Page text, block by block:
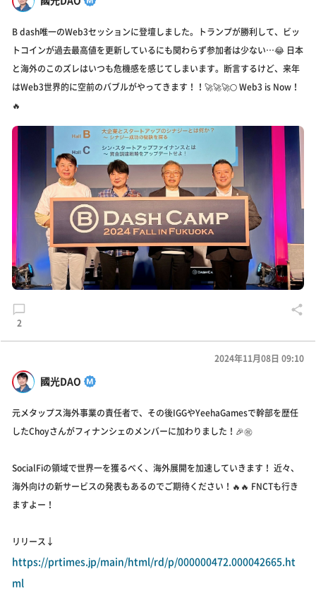
B dash唯一のWeb3セッションに登壇しました。トランプが勝利して、ビッ
トコインが過去最高値を更新しているにも関わらず参加者は少ない…😂 日本
と海外のこのズレはいつも危機感を感じてしまいます。断言するけど、来年
はWeb3世界的に空前のバブルがやってきます！！🚀🚀🚀🌕 Web3 is Now！
🔥
2
國光DAO
2024年11月08日 09:10
元メタップス海外事業の責任者で、その後IGGやYeehaGamesで幹部を歴任
したChoyさんがフィナンシェのメンバーに加わりました！🎉㊗️
SocialFiの領域で世界一を獲るべく、海外展開を加速していきます！ 近々、
海外向けの新サービスの発表もあるのでご期待ください！🔥🔥 FNCTも行き
ますよー！
リリース↓
https://prtimes.jp/main/html/rd/p/000000472.000042665.ht
ml